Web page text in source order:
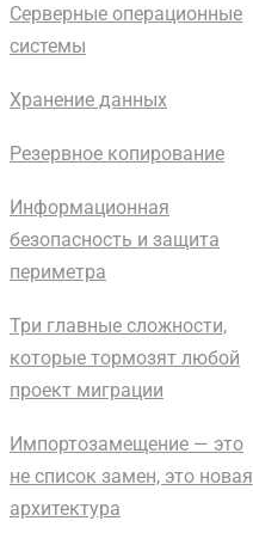
Серверные операционные
системы
Хранение данных
Резервное копирование
Информационная
безопасность и защита
периметра
Три главные сложности,
которые тормозят любой
проект миграции
Импортозамещение — это
не список замен, это новая
архитектура